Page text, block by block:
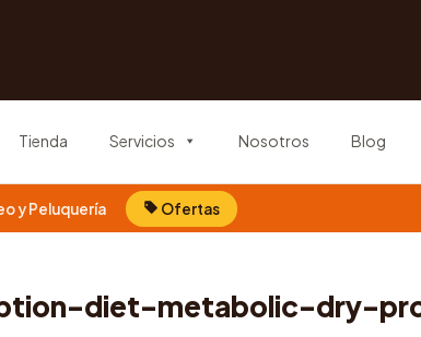
Tienda Servicios Nosotros Blog
y Peluquería Ofertas
diet-metabolic-dry-